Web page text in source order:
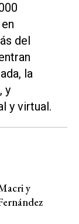
del
la
, y
y virtual.
y